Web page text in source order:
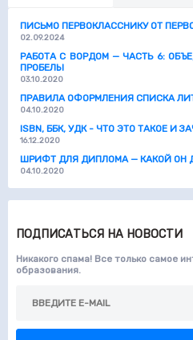
ПИСЬМО ПЕРВОКЛАССНИКУ ОТ
02.09.2024
РАБОТА С ВОРДОМ — ЧАСТЬ 6:
ПРОБЕЛЫ
03.10.2020
ПРАВИЛА ОФОРМЛЕНИЯ СПИСКА
04.10.2020
ISBN, ББК, УДК - ЧТО ЭТО ТАКОЕ И
16.12.2020
ШРИФТ ДЛЯ ДИПЛОМА — КАКОЙ ОН
04.10.2020
ПОДПИСАТЬСЯ НА НОВОСТИ
Никакого спама! Все только самое
образования.